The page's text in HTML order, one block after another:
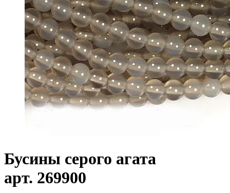
Бусины серого агата
арт. 269900